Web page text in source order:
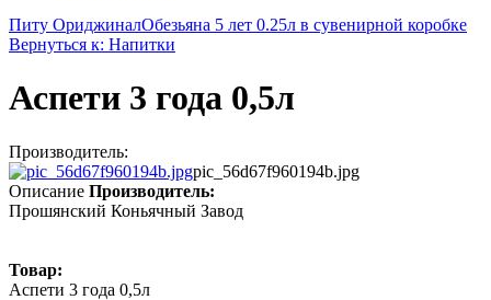
Питу ОриджиналОбезьяна 5 лет 0.25л в сувенирной коробке
Вернуться к: Напитки
Аспети 3 года 0,5л
Производитель:
pic_56d67f960194b.jpg
Описание Производитель:
Прошянский Коньячный Завод
Товар:
Аспети 3 года 0,5л